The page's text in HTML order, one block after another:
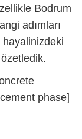
Bodrum
adımları
hayalinizdeki
phase]